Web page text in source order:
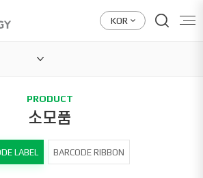
KOR
PRODUCT
소모품
LABEL BARCODE RIBBON